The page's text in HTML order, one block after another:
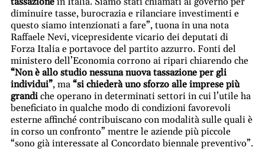
diminuire tasse, burocrazia e rilanciare investimenti e
questo siamo intenzionati a fare”, tuona in una nota
Raffaele Nevi, vicepresidente vicario dei deputati di
Forza Italia e portavoce del partito azzurro. Fonti del
ministero dell’Economia corrono ai ripari chiarendo che
“Non è allo studio nessuna nuova tassazione per gli
individui”, ma “si chiederà uno sforzo alle imprese più
grandi che operano in determinati settori in cui l’utile ha
beneficiato in qualche modo di condizioni favorevoli
esterne affinché contribuiscano con modalità sulle quali è
in corso un confronto” mentre le aziende più piccole
“sono già interessate al Concordato biennale preventivo”.